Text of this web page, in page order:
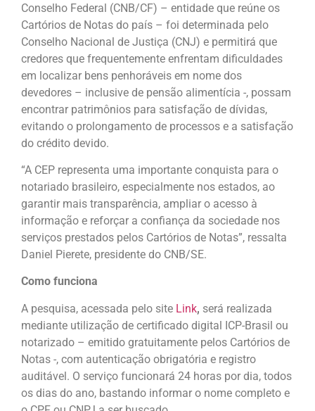
Conselho Federal (CNB/CF) – entidade que reúne os
Cartórios de Notas do país – foi determinada pelo
Conselho Nacional de Justiça (CNJ) e permitirá que
credores que frequentemente enfrentam dificuldades
em localizar bens penhoráveis em nome dos
devedores – inclusive de pensão alimentícia -, possam
encontrar patrimônios para satisfação de dívidas,
evitando o prolongamento de processos e a satisfação
do crédito devido.
“A CEP representa uma importante conquista para o
notariado brasileiro, especialmente nos estados, ao
garantir mais transparência, ampliar o acesso à
informação e reforçar a confiança da sociedade nos
serviços prestados pelos Cartórios de Notas”, ressalta
Daniel Pierete, presidente do CNB/SE.
Como funciona
A pesquisa, acessada pelo site Link, será realizada
mediante utilização de certificado digital ICP-Brasil ou
notarizado – emitido gratuitamente pelos Cartórios de
Notas -, com autenticação obrigatória e registro
auditável. O serviço funcionará 24 horas por dia, todos
os dias do ano, bastando informar o nome completo e